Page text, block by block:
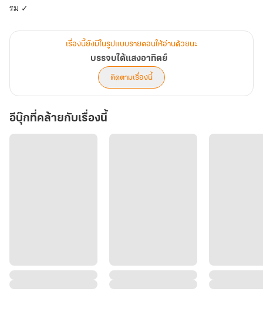
รม ✓
เรื่องนี้ยังมีในรูปแบบรายตอนให้อ่านด้วยนะ
บรรจบใต้แสงอาทิตย์
ติดตามเรื่องนี้
อีบุ๊กที่คล้ายกับเรื่องนี้